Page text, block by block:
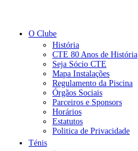
O Clube
História
CTE 80 Anos de História
Seja Sócio CTE
Mapa Instalações
Regulamento da Piscina
Órgãos Sociais
Parceiros e Sponsors
Horários
Estatutos
Politica de Privacidade
Ténis